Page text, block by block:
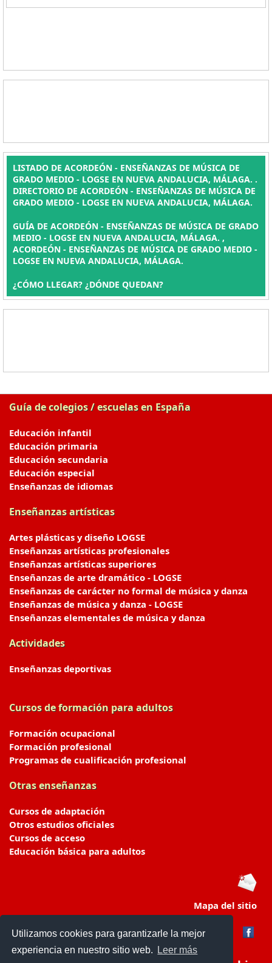
Utilizamos cookies para garantizarle la mejor
experiencia en nuestro sitio web.
Leer más
LISTADO DE ACORDEÓN - ENSEÑANZAS DE MÚSICA DE
GRADO MEDIO - LOGSE EN NUEVA ANDALUCIA, MÁLAGA. .
DIRECTORIO DE ACORDEÓN - ENSEÑANZAS DE MÚSICA DE
GRADO MEDIO - LOGSE EN NUEVA ANDALUCIA, MÁLAGA.
GUÍA DE ACORDEÓN - ENSEÑANZAS DE MÚSICA DE GRADO
MEDIO - LOGSE EN NUEVA ANDALUCIA, MÁLAGA. ,
ACORDEÓN - ENSEÑANZAS DE MÚSICA DE GRADO MEDIO -
LOGSE EN NUEVA ANDALUCIA, MÁLAGA.
¿CÓMO LLEGAR? ¿DÓNDE QUEDAN?
Guía de colegios / escuelas en España
Educación infantil
Educación primaria
Educación secundaria
Educación especial
Enseñanzas de idiomas
Enseñanzas artísticas
Artes plásticas y diseño LOGSE
Enseñanzas artísticas profesionales
Enseñanzas artísticas superiores
Enseñanzas de arte dramático - LOGSE
Enseñanzas de carácter no formal de música y danza
Enseñanzas de música y danza - LOGSE
Enseñanzas elementales de música y danza
Actividades
Enseñanzas deportivas
Cursos de formación para adultos
Formación ocupacional
Formación profesional
Programas de cualificación profesional
Otras enseñanzas
Cursos de adaptación
Otros estudios oficiales
Cursos de acceso
Educación básica para adultos
Mapa del sitio